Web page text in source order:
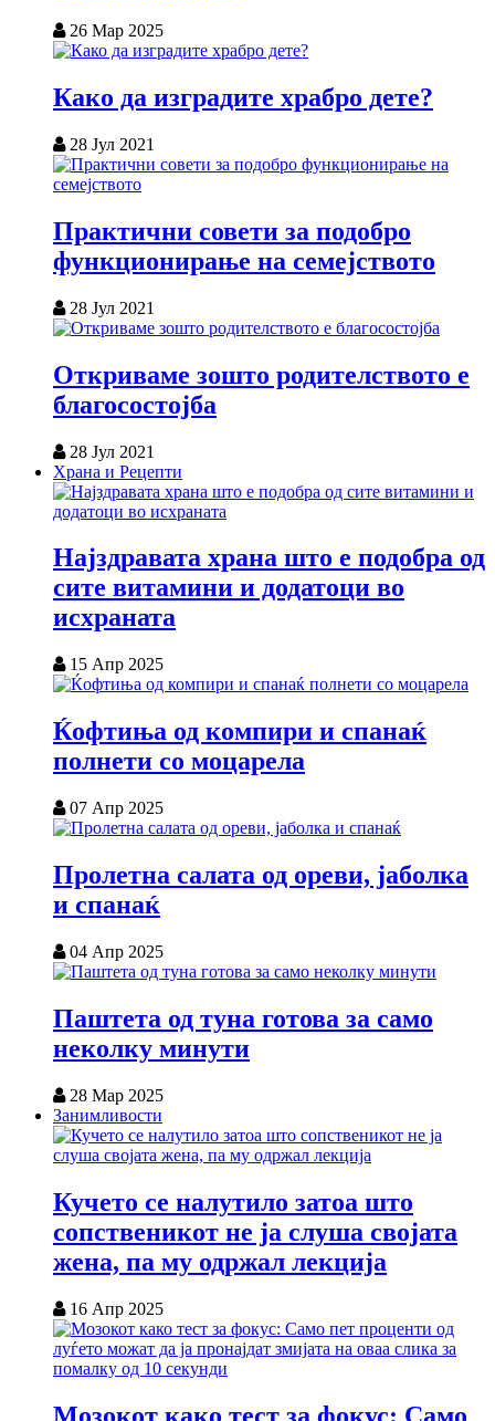
26 Мар 2025
Како да изградите храбро дете?
28 Јул 2021
Практични совети за подобро
функционирање на семејството
28 Јул 2021
Откриваме зошто родителството е
благосостојба
28 Јул 2021
Храна и Рецепти
Најздравата храна што е подобра од
сите витамини и додатоци во
исхраната
15 Апр 2025
Ќофтиња од компири и спанаќ
полнети со моцарела
07 Апр 2025
Пролетна салата од ореви, јаболка
и спанаќ
04 Апр 2025
Паштета од туна готова за само
неколку минути
28 Мар 2025
Занимливости
Кучето се налутило затоа што
сопственикот не ја слуша својата
жена, па му одржал лекција
16 Апр 2025
Мозокот како тест за фокус: Само